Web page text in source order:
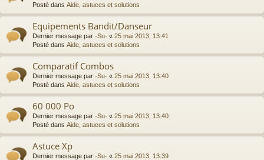
Posté dans Aide, astuces et solutions
Equipements Bandit/Danseur
Dernier message par -Su- « 25 mai 2013, 13:41
Posté dans Aide, astuces et solutions
Comparatif Combos
Dernier message par -Su- « 25 mai 2013, 13:40
Posté dans Aide, astuces et solutions
60 000 Po
Dernier message par -Su- « 25 mai 2013, 13:40
Posté dans Aide, astuces et solutions
Astuce Xp
Dernier message par -Su- « 25 mai 2013, 13:39